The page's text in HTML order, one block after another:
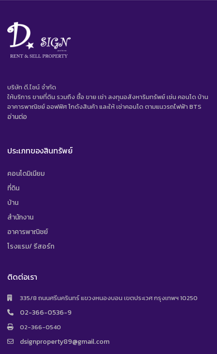
บริษัท ดี.ไซน์ จํากัด
ให้บริการ ขายที่ดิน รวมถึง ซื้อ ขาย เช่า ลงทุนอสังหาริมทรัพย์ เช่น คอนโด บ้าน
อาคารพาณิชย์ ออฟฟิศ โกดังสินค้า และให้ เช่าคอนโด ตามแนวรถไฟฟ้า BTS
อ่านต่อ
ประเภทของสินทรัพย์
คอนโดมิเนียม
ที่ดิน
บ้าน
สำนักงาน
อาคารพาณิชย์
โรงแรม/ รีสอร์ท
ติดต่อเรา
335/8 ถนนศรีนครินทร์ แขวงหนองบอน เขตประเวศ กรุงเทพฯ 10250
02-366-0536-9
02-366-0540
dsignproperty89@gmail.com